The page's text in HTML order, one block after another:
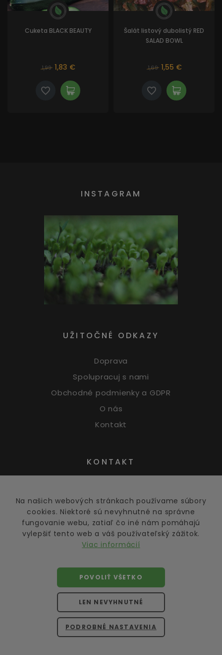
Cuketa BLACK BEAUTY
1,99 1,83 €
Šalát listový dubolistý RED
SALAD BOWL
1,69 1,55 €
INSTAGRAM
UŽITOČNÉ ODKAZY
Doprava
Spolupracuj s nami
Obchodné podmienky a GDPR
O nás
Kontakt
KONTAKT
obchod@greens.sk
©2026greens.sk
Všetky práva vyhradené.
Kopírovanie obsahu bez písomného povolenia majiteľa
je trestným činom. Obsah je chránený autorským
Na našich webových stránkach používame súbory
cookies. Niektoré sú nevyhnutné na správne
fungovanie webu, zatiaľ čo iné nám pomáhajú
vylepšiť tento web a váš používateľský zážitok.
Viac informácií
PODROBNÉ NASTAVENIA
LEN NEVYHNUTNÉ
POVOLIŤ VŠETKO